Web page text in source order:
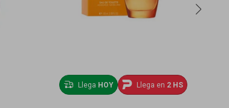
Llega HOY Llega en 2 HS